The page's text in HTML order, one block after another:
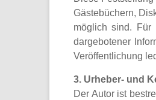
Gästebüchern,
möglich sind. Für
dargebotener
Veröffentlichung
3. Urheber- und
Der Autor ist